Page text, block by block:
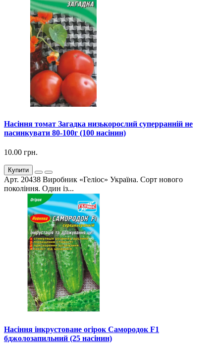
Насіння томат Загадка низькорослий суперранній не
пасинкувати 80-100г (100 насінин)
10.00 грн.
Купити
Арт. 20438 Виробник «Геліос» Україна. Сорт нового
покоління. Один із...
Насіння інкрустоване огірок Самородок F1
бджолозапильний (25 насінин)